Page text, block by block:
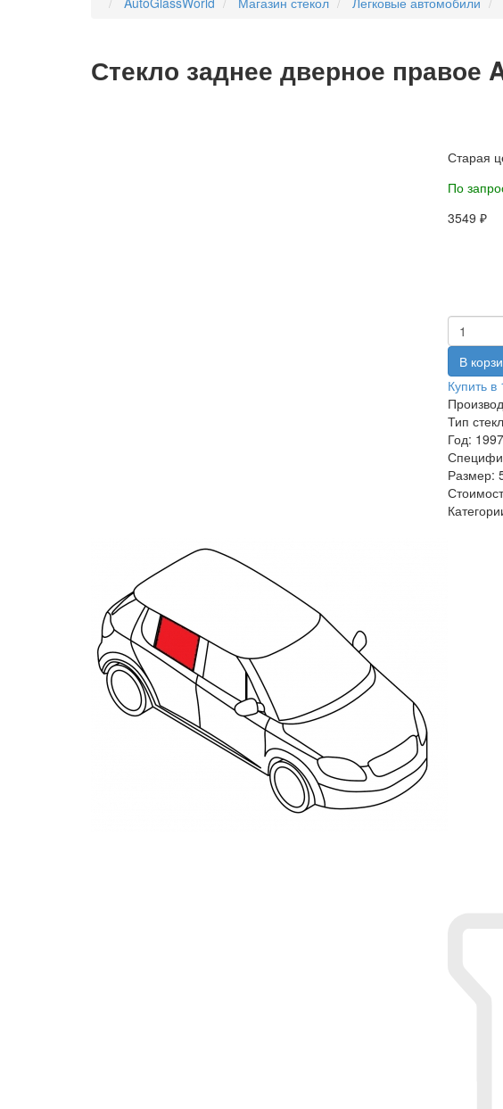
Стекло заднее дверное правое
Старая
По
3549 ₽
Купить в
Тип
Год:
Размер: